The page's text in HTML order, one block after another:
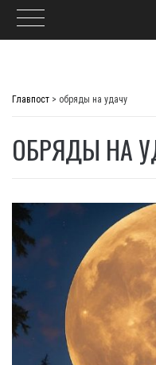
Главпост > обряды на удачу
ОБРЯДЫ НА